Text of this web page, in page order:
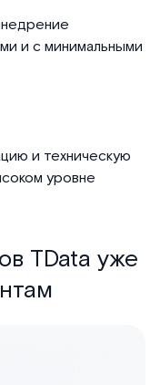
и с минимальными
и техническую
уровне
TData уже